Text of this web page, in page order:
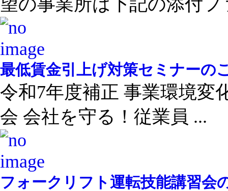
望の事業所は下記の添付フ
最低賃金引上げ対策セミナーの
令和7年度補正 事業環境
会 会社を守る！従業員 ...
フォークリフト運転技能講習会